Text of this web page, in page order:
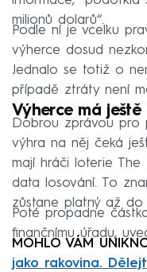
milionů dolarů“.
Podle ní je vcelku
výherce dosud
Jednalo se totiž o
případě ztráty není
Výherce má ještě
Dobrou zprávou pro
výhra na něj čeká
mají hráči loterie
data losování. To
zůstane platný až do
Poté propadne
finančnímu úřadu,
MOHLO VÁM
jako rakovina.